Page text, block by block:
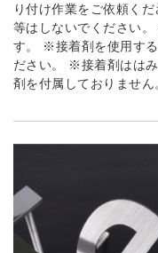
り付け作業をご依頼く
等はしないでください
す。 ※接着剤を使用す
ださい。 ※接着剤はは
剤を付属しておりません